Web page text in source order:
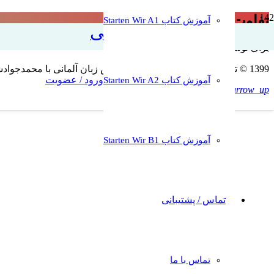
آموزش زبان آلمانی
آموزش کتاب Starten Wir A1
آموزش کتاب Starten Wir A2
آموزش کتاب Starten Wir B1
تماس / پشتیبانی
تماس با ما
ورود / عضویت
تفاوت falls با wenn
1399 © تمامی حقوق برای وبسایت آموزش زبان آلمانی با محمدجوادشریعتی محفوظ است. کپی به هرشکل غیرمجاز و غیرقانونی است
keyboard_arrow_up